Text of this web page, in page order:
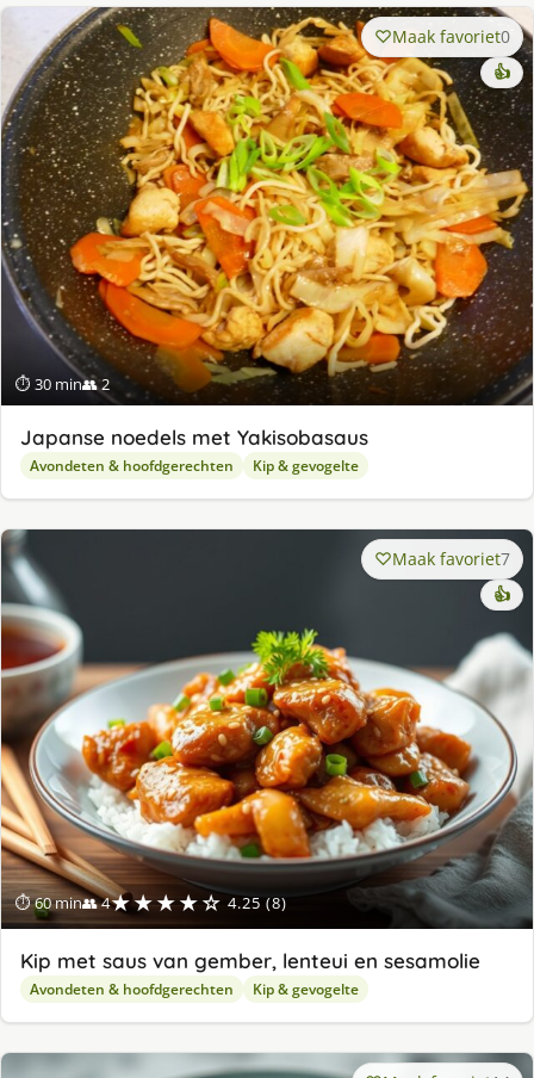
⏱ 30 min👥 2
Maak favoriet0
👍
Japanse noedels met Yakisobasaus
Avondeten & hoofdgerechten Kip & gevogelte
⏱ 60 min👥 4★★★★☆ 4.25 (8)
Maak favoriet7
👍
Kip met saus van gember, lenteui en sesamolie
Avondeten & hoofdgerechten Kip & gevogelte